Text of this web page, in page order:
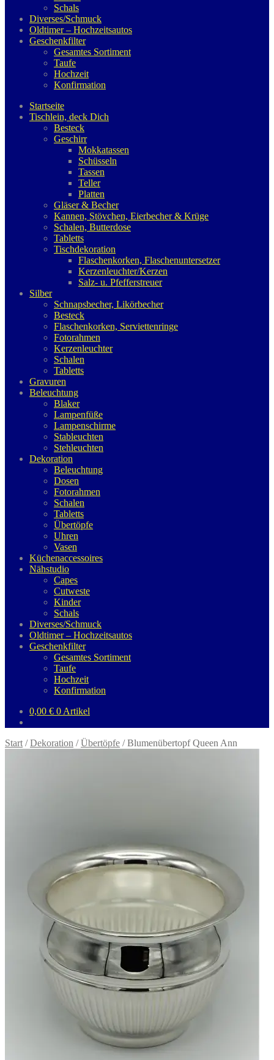
Schals
Diverses/Schmuck
Oldtimer – Hochzeitsautos
Geschenkfilter
Gesamtes Sortiment
Taufe
Hochzeit
Konfirmation
Startseite
Tischlein, deck Dich
Besteck
Geschirr
Mokkatassen
Schüsseln
Tassen
Teller
Platten
Gläser & Becher
Kannen, Stövchen, Eierbecher & Krüge
Schalen, Butterdose
Tabletts
Tischdekoration
Flaschenkorken, Flaschenuntersetzer
Kerzenleuchter/Kerzen
Salz- u. Pfefferstreuer
Silber
Schnapsbecher, Likörbecher
Besteck
Flaschenkorken, Serviettenringe
Fotorahmen
Kerzenleuchter
Schalen
Tabletts
Gravuren
Beleuchtung
Blaker
Lampenfüße
Lampenschirme
Stableuchten
Stehleuchten
Dekoration
Beleuchtung
Dosen
Fotorahmen
Schalen
Tabletts
Übertöpfe
Uhren
Vasen
Küchenaccessoires
Nähstudio
Capes
Cutweste
Kinder
Schals
Diverses/Schmuck
Oldtimer – Hochzeitsautos
Geschenkfilter
Gesamtes Sortiment
Taufe
Hochzeit
Konfirmation
0,00 € 0 Artikel
Start /Dekoration /Übertöpfe /Blumenübertopf Queen Ann